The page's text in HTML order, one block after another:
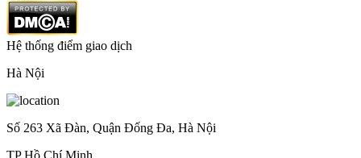
Hệ thống điểm giao dịch
Hà Nội
Số 263 Xã Đàn, Quận Đống Đa, Hà Nội
TP Hồ Chí Minh